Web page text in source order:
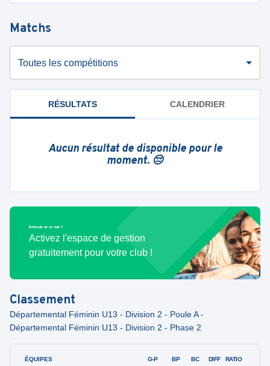
Matchs
Toutes les compétitions
RÉSULTATS CALENDRIER
Aucun résultat de disponible pour le
moment. 😔
Bénévole de ce club ?
Activez l'espace de gestion
gratuitement pour votre club !
Classement
Départemental Féminin U13 - Division 2 - Poule A -
Départemental Féminin U13 - Division 2 - Phase 2
ÉQUIPES G-P BP BC DIFF RATIO